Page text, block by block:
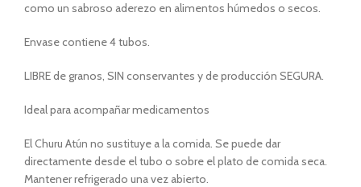
como un sabroso aderezo en alimentos húmedos o secos.
Envase contiene 4 tubos.
LIBRE de granos, SIN conservantes y de producción SEGURA.
Ideal para acompañar medicamentos
El Churu Atún no sustituye a la comida. Se puede dar
directamente desde el tubo o sobre el plato de comida seca.
Mantener refrigerado una vez abierto.